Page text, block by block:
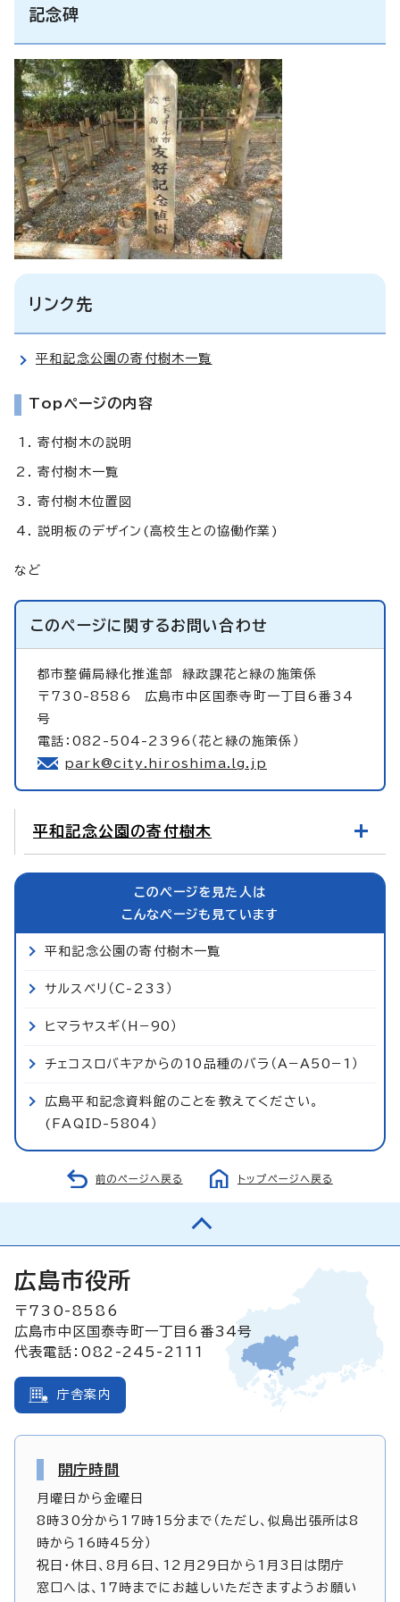
記念碑
リンク先
平和記念公園の寄付樹木一覧
Topページの内容
寄付樹木の説明
寄付樹木一覧
寄付樹木位置図
説明板のデザイン(高校生との協働作業)
など
このページに関するお問い合わせ
都市整備局緑化推進部緑政課花と緑の施策係
〒730-8586 広島市中区国泰寺町一丁目6番34
号
電話：082-504-2396（花と緑の施策係）
park@city.hiroshima.lg.jp
平和記念公園の寄付樹木
このページを見た人は
こんなページも見ています
平和記念公園の寄付樹木一覧
サルスベリ（C-233）
ヒマラヤスギ（H−90）
チェコスロバキアからの10品種のバラ（A−A50−1）
広島平和記念資料館のことを教えてください。
(FAQID-5804）
前のページへ戻る トップページへ戻る
広島市役所
〒730-8586
広島市中区国泰寺町一丁目6番34号
代表電話：082-245-2111
庁舎案内
開庁時間
月曜日から金曜日
8時30分から17時15分まで（ただし、似島出張所は8
時から16時45分）
祝日・休日、8月6日、12月29日から1月3日は閉庁
窓口へは、17時までにお越しいただきますようお願い